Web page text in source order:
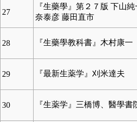
27
『生藥學』第２７版 下山
奈泰彦 藤田直市
28 『生藥學教科書』木村康一
29 『最新生薬学』刈米達夫
30 『生薬学』三橋博、醫學書